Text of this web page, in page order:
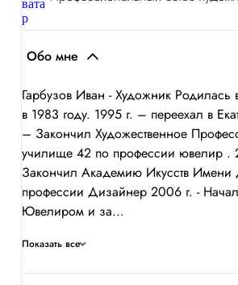
Обо мне
Гарбузов Иван - Художник Родилась
в 1983 году. 1995 г. – переехал в
– Закончил Художественное
училище 42 по профессии ювелир .
Закончил Академию Икусств
профессии Дизайнер 2006 г. - Начал
Ювелиром и за...
Показать все